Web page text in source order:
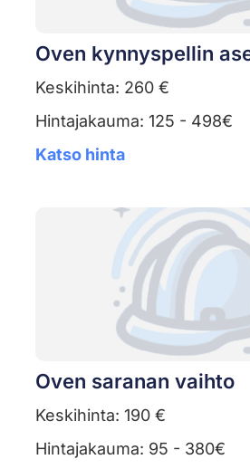
Oven kynnyspellin
Keskihinta: 260 €
Hintajakauma: 125 - 498€
Katso hinta
Oven saranan vaihto
Keskihinta: 190 €
Hintajakauma: 95 - 380€